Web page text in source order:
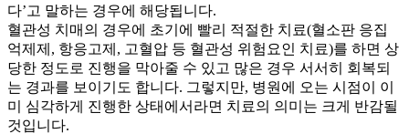
다’고 말하는 경우에 해당됩니다.
혈관성 치매의 경우에 초기에 빨리 적절한 치료(혈소판 응집
억제제, 항응고제, 고혈압 등 혈관성 위험요인 치료)를 하면 상
당한 정도로 진행을 막아줄 수 있고 많은 경우 서서히 회복되
는 경과를 보이기도 합니다. 그렇지만, 병원에 오는 시점이 이
미 심각하게 진행한 상태에서라면 치료의 의미는 크게 반감될
것입니다.